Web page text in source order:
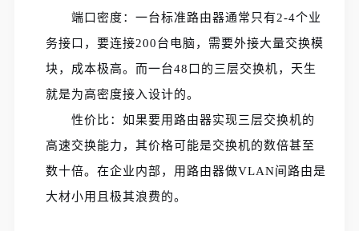
端口密度：一台标准路由器通常只有2-4个业
务接口，要连接200台电脑，需要外接大量交换模
块，成本极高。而一台48口的三层交换机，天生
就是为高密度接入设计的。
性价比：如果要用路由器实现三层交换机的
高速交换能力，其价格可能是交换机的数倍甚至
数十倍。在企业内部，用路由器做VLAN间路由是
大材小用且极其浪费的。